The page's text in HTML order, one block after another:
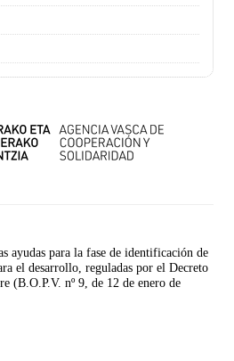
ayudas para la fase de identificación de
el desarrollo, reguladas por el Decreto
(B.O.P.V. nº 9, de 12 de enero de